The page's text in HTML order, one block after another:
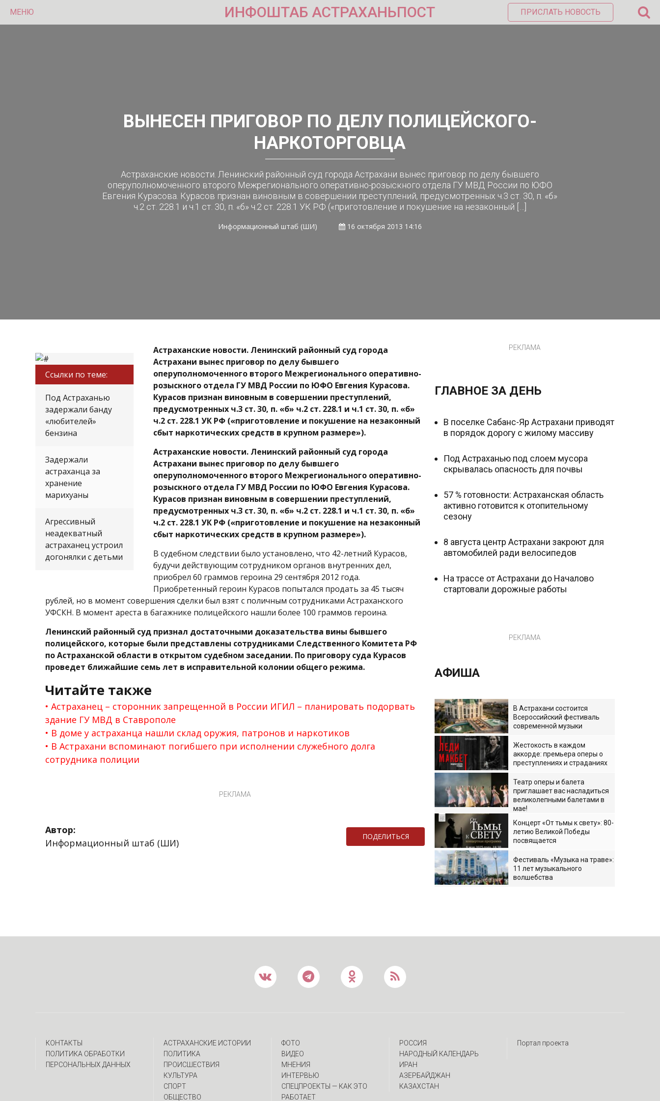
МЕНЮ ИНФОШТАБ АСТРАХАНЬПОСТ ПРИСЛАТЬ НОВОСТЬ
ВЫНЕСЕН ПРИГОВОР ПО ДЕЛУ ПОЛИЦЕЙСКОГО-
НАРКОТОРГОВЦА
Астраханские новости. Ленинский районный суд города Астрахани вынес приговор по делу бывшего
оперуполномоченного второго Межрегионального оперативно-розыскного отдела ГУ МВД России по ЮФО
Евгения Курасова. Курасов признан виновным в совершении преступлений, предусмотренных ч.3 ст. 30, п. «б»
ч.2 ст. 228.1 и ч.1 ст. 30, п. «б» ч.2 ст. 228.1 УК РФ («приготовление и покушение на незаконный […]
Информационный штаб (ШИ) 16 октября 2013 14:16
Ссылки по теме:
Под Астраханью
задержали банду
«любителей»
бензина
Задержали
астраханца за
хранение
марихуаны
Агрессивный
неадекватный
астраханец устроил
догонялки с детьми
Астраханские новости. Ленинский районный суд города
Астрахани вынес приговор по делу бывшего
оперуполномоченного второго Межрегионального оперативно-
розыскного отдела ГУ МВД России по ЮФО Евгения Курасова.
Курасов признан виновным в совершении преступлений,
предусмотренных ч.3 ст. 30, п. «б» ч.2 ст. 228.1 и ч.1 ст. 30, п. «б»
ч.2 ст. 228.1 УК РФ («приготовление и покушение на незаконный
сбыт наркотических средств в крупном размере»).
Астраханские новости. Ленинский районный суд города
Астрахани вынес приговор по делу бывшего
оперуполномоченного второго Межрегионального оперативно-
розыскного отдела ГУ МВД России по ЮФО Евгения Курасова.
Курасов признан виновным в совершении преступлений,
предусмотренных ч.3 ст. 30, п. «б» ч.2 ст. 228.1 и ч.1 ст. 30, п. «б»
ч.2 ст. 228.1 УК РФ («приготовление и покушение на незаконный
сбыт наркотических средств в крупном размере»).
В судебном следствии было установлено, что 42-летний Курасов,
будучи действующим сотрудником органов внутренних дел,
приобрел 60 граммов героина 29 сентября 2012 года.
Приобретенный героин Курасов попытался продать за 45 тысяч
рублей, но в момент совершения сделки был взят с поличным сотрудниками Астраханского
УФСКН. В момент ареста в багажнике полицейского нашли более 100 граммов героина.
Ленинский районный суд признал достаточными доказательства вины бывшего
полицейского, которые были представлены сотрудниками Следственного Комитета РФ
по Астраханской области в открытом судебном заседании. По приговору суда Курасов
проведет ближайшие семь лет в исправительной колонии общего режима.
Читайте также
Астраханец – сторонник запрещенной в России ИГИЛ – планировать подорвать
здание ГУ МВД в Ставрополе
В доме у астраханца нашли склад оружия, патронов и наркотиков
В Астрахани вспоминают погибшего при исполнении служебного долга
сотрудника полиции
РЕКЛАМА
Автор:
Информационный штаб (ШИ)
ПОДЕЛИТЬСЯ
РЕКЛАМА
ГЛАВНОЕ ЗА ДЕНЬ
В поселке Сабанс-Яр Астрахани приводят
в порядок дорогу с жилому массиву
Под Астраханью под слоем мусора
скрывалась опасность для почвы
57 % готовности: Астраханская область
активно готовится к отопительному
сезону
8 августа центр Астрахани закроют для
автомобилей ради велосипедов
На трассе от Астрахани до Началово
стартовали дорожные работы
РЕКЛАМА
АФИША
В Астрахани состоится
Всероссийский фестиваль
современной музыки
Жестокость в каждом
аккорде: премьера оперы о
преступлениях и страданиях
Театр оперы и балета
приглашает вас насладиться
великолепными балетами в
мае!
Концерт «От тьмы к свету»: 80-
летию Великой Победы
посвящается
Фестиваль «Музыка на траве»:
11 лет музыкального
волшебства
КОНТАКТЫ
ПОЛИТИКА ОБРАБОТКИ
ПЕРСОНАЛЬНЫХ ДАННЫХ
АСТРАХАНСКИЕ ИСТОРИИ
ПОЛИТИКА
ПРОИСШЕСТВИЯ
КУЛЬТУРА
СПОРТ
ОБЩЕСТВО
ФОТО
ВИДЕО
МНЕНИЯ
ИНТЕРВЬЮ
CПЕЦПРОЕКТЫ — КАК ЭТО
РАБОТАЕТ
РОССИЯ
НАРОДНЫЙ КАЛЕНДАРЬ
ИРАН
АЗЕРБАЙДЖАН
КАЗАХСТАН
Портал проекта